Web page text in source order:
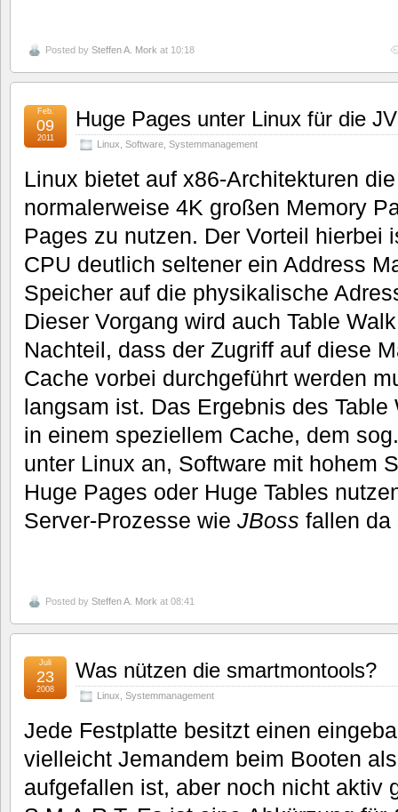
Posted by Steffen A. Mork at 10:18
Huge Pages unter Linux für die
Linux Software Systemmanagement
Feb.
09
2011
Linux bietet auf x86-Architekturen
normalerweise 4K großen Memory
Pages zu nutzen. Der Vorteil hierbei
CPU deutlich seltener ein Address
Speicher auf die physikalische
Dieser Vorgang wird auch Table
Nachteil, dass der Zugriff auf diese
Cache vorbei durchgeführt werden
langsam ist. Das Ergebnis des
in einem speziellem Cache, dem
unter Linux an, Software mit hohem
Huge Pages oder Huge Tables
Server-Prozesse wie JBoss fallen da
Posted by Steffen A. Mork at 08:41
Was nützen die smartmontools?
Linux Systemmanagement
Juli
23
2008
Jede Festplatte besitzt einen
vielleicht Jemandem beim Booten
aufgefallen ist, aber noch nicht aktiv